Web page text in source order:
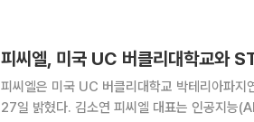
피씨엘, 미국 UC 버클리대학교와
피씨엘은 미국 UC 버클리대학교 박테리아파지
27일 밝혔다. 김소연 피씨엘 대표는 인공지능(AI)을 이용한 생물정보학 관련 협력연구 업무협약을